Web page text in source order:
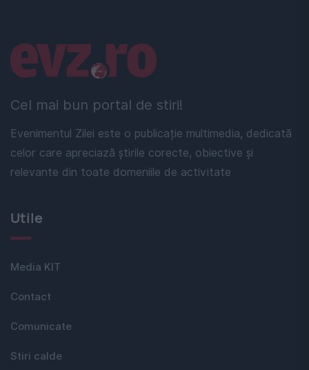
Cel mai bun portal de stiri!
Evenimentul Zilei este o publicație multimedia, dedicată
celor care apreciază știrile corecte, obiective și
relevante din toate domeniile de activitate
Linkuri utile
Utile
Media KIT
Contact
Comunicate
Stiri calde